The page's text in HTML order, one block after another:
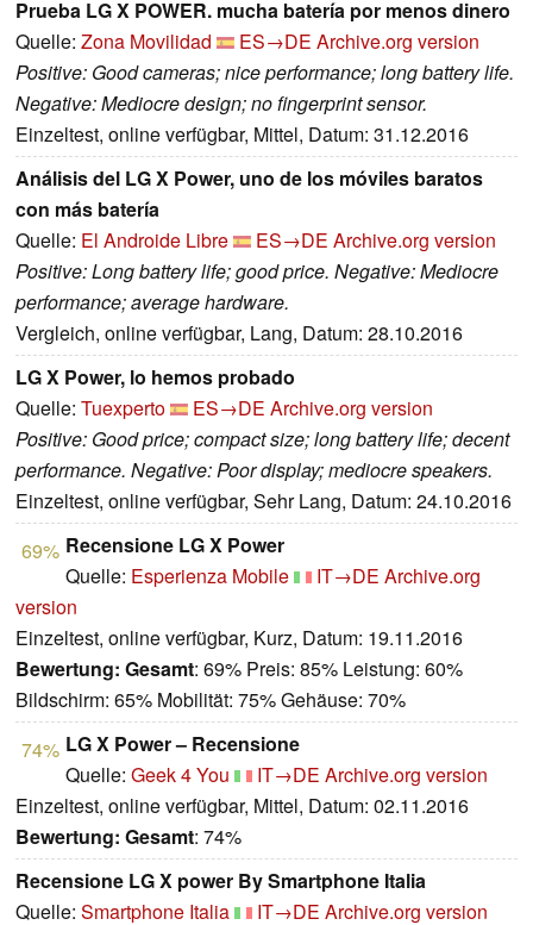
Prueba LG X POWER. mucha batería por menos dinero
Quelle: Zona Movilidad ES→DE Archive.org version
Positive: Good cameras; nice performance; long battery life.
Negative: Mediocre design; no fingerprint sensor.
Einzeltest, online verfügbar, Mittel, Datum: 31.12.2016
Análisis del LG X Power, uno de los móviles baratos
con más batería
Quelle: El Androide Libre ES→DE Archive.org version
Positive: Long battery life; good price. Negative: Mediocre
performance; average hardware.
Vergleich, online verfügbar, Lang, Datum: 28.10.2016
LG X Power, lo hemos probado
Quelle: Tuexperto ES→DE Archive.org version
Positive: Good price; compact size; long battery life; decent
performance. Negative: Poor display; mediocre speakers.
Einzeltest, online verfügbar, Sehr Lang, Datum: 24.10.2016
69% Recensione LG X Power
Quelle: Esperienza Mobile IT→DE Archive.org
version
Einzeltest, online verfügbar, Kurz, Datum: 19.11.2016
Bewertung: Gesamt: 69% Preis: 85% Leistung: 60%
Bildschirm: 65% Mobilität: 75% Gehäuse: 70%
74% LG X Power – Recensione
Quelle: Geek 4 You IT→DE Archive.org version
Einzeltest, online verfügbar, Mittel, Datum: 02.11.2016
Bewertung: Gesamt: 74%
Recensione LG X power By Smartphone Italia
Quelle: Smartphone Italia IT→DE Archive.org version